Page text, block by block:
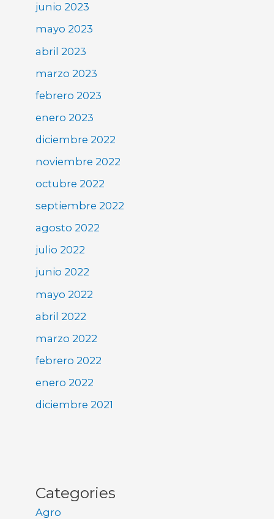
junio 2023
mayo 2023
abril 2023
marzo 2023
febrero 2023
enero 2023
diciembre 2022
noviembre 2022
octubre 2022
septiembre 2022
agosto 2022
julio 2022
junio 2022
mayo 2022
abril 2022
marzo 2022
febrero 2022
enero 2022
diciembre 2021
Categories
Agro